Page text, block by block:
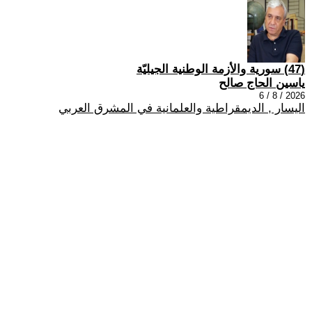
(47) سورية والأزمة الوطنية الجيليّة
ياسين الحاج صالح
2026 / 8 / 6
اليسار , الديمقراطية والعلمانية في المشرق العربي